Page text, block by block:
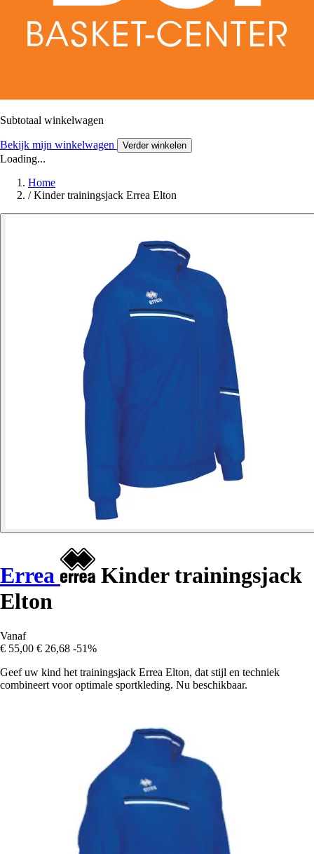
Subtotaal winkelwagen
Bekijk mijn winkelwagen Verder winkelen
Loading...
Home
/ Kinder trainingsjack Errea Elton
Errea
Kinder trainingsjack
Elton
Vanaf
€ 55,00 € 26,68 -51%
Geef uw kind het trainingsjack Errea Elton, dat stijl en techniek
combineert voor optimale sportkleding. Nu beschikbaar.